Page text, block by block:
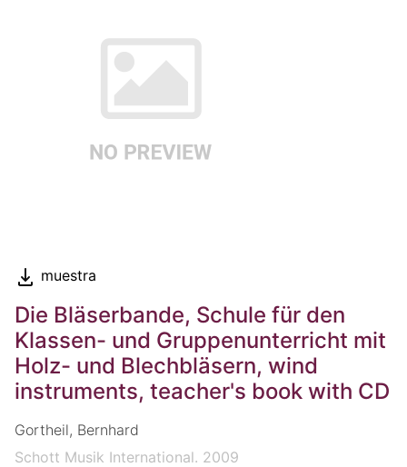
muestra
Die Bläserbande, Schule für den
Klassen- und Gruppenunterricht mit
Holz- und Blechbläsern, wind
instruments, teacher's book with CD
Gortheil, Bernhard
Schott Musik International. 2009